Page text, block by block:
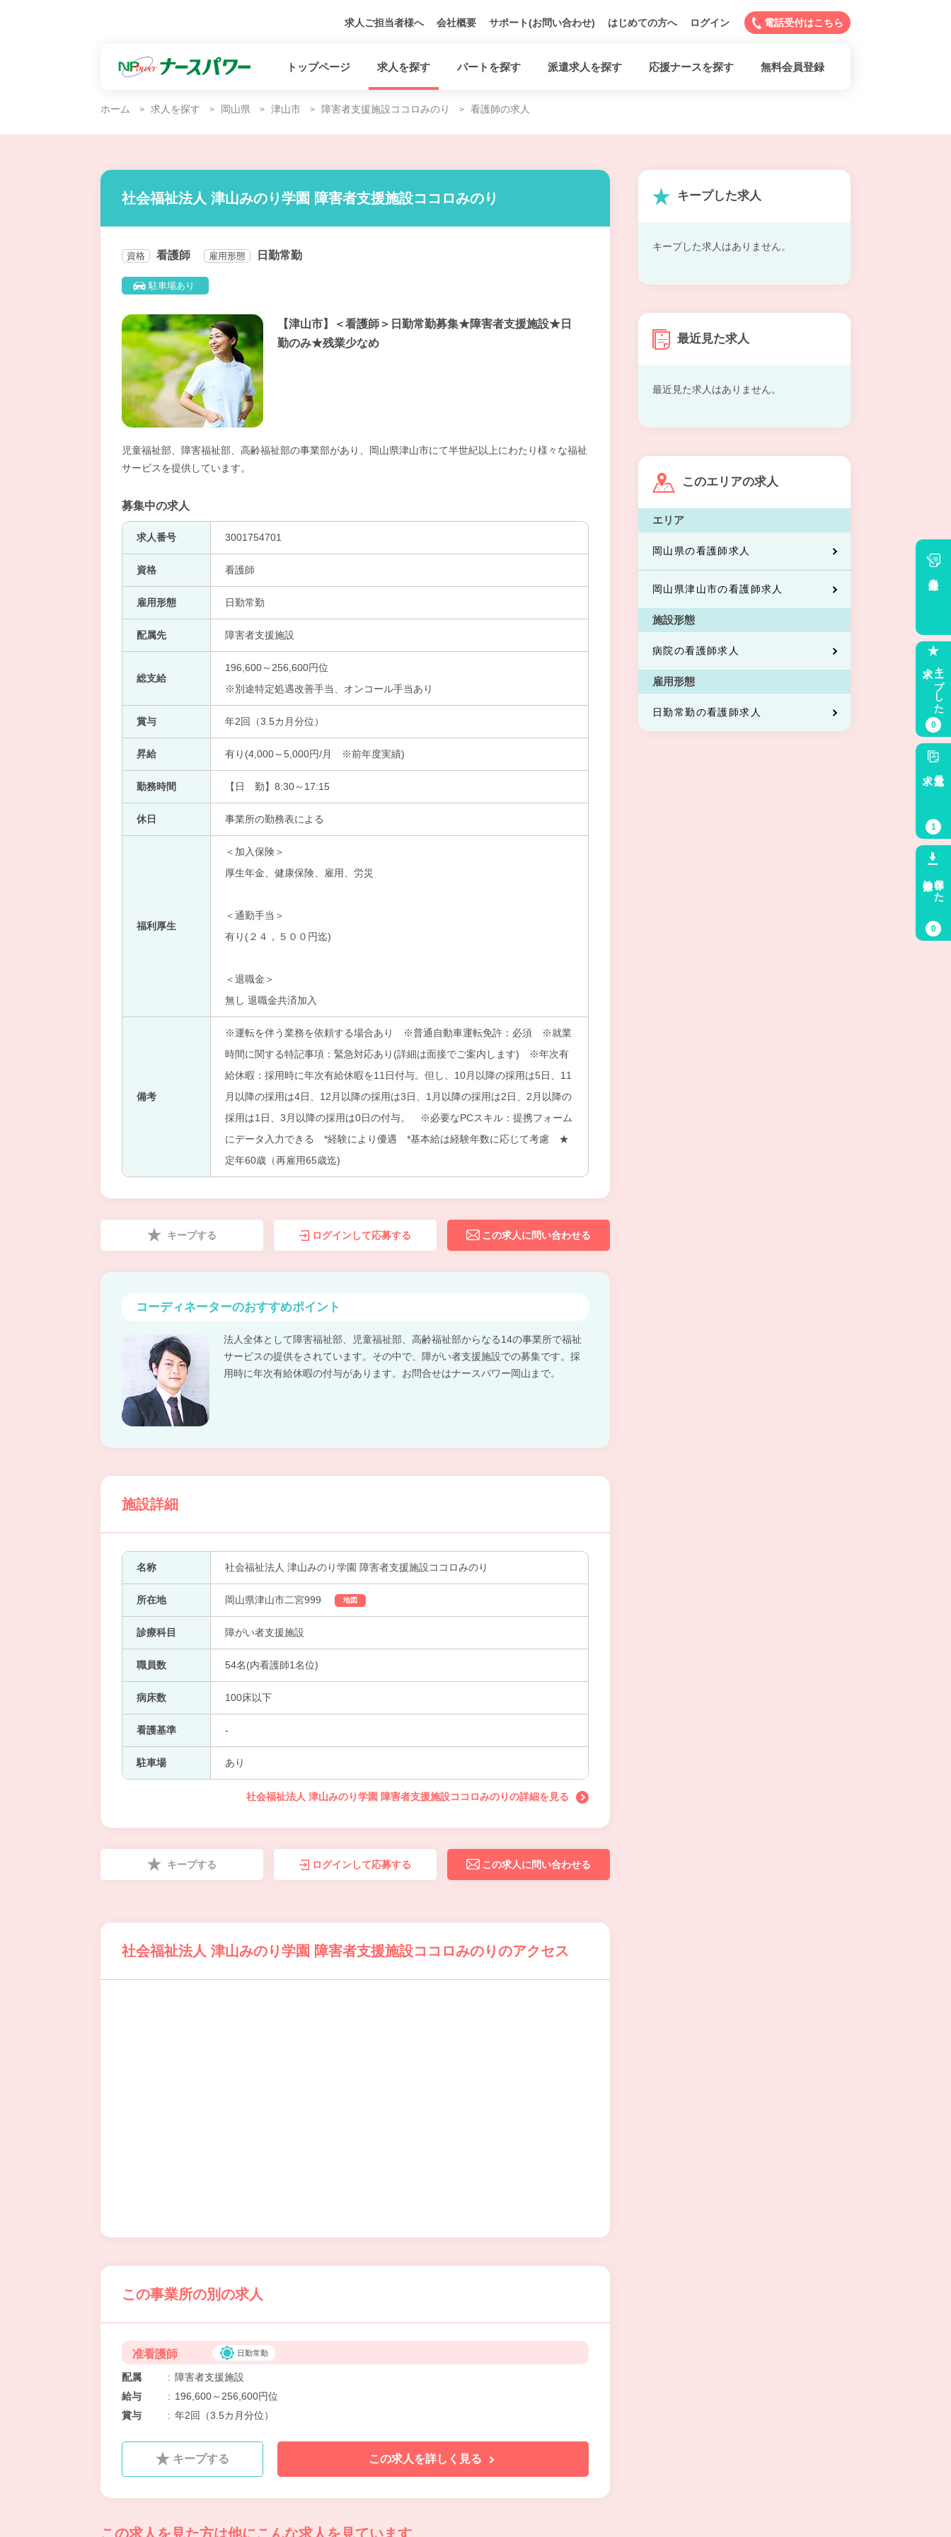
求人ご担当者様へ 会社概要 サポート(お問い合わせ) はじめての方へ ログイン 電話受付はこちら
トップページ 求人を探す パートを探す 派遣求人を探す 応援ナースを探す 無料会員登録
ホーム 求人を探す 岡山県 津山市 障害者支援施設ココロみのり 看護師の求人
社会福祉法人 津山みのり学園 障害者支援施設ココロみのり
資格 看護師 雇用形態 日勤常勤
駐車場あり
【津山市】＜看護師＞日勤常勤募集★障害者支援施設★日
勤のみ★残業少なめ
児童福祉部、障害福祉部、高齢福祉部の事業部があり、岡山県津山市にて半世紀以上にわたり様々な福祉
サービスを提供しています。
募集中の求人
求人番号 3001754701
資格 看護師
雇用形態 日勤常勤
配属先 障害者支援施設
総支給
196,600～256,600円位
※別途特定処遇改善手当、オンコール手当あり
賞与 年2回（3.5カ月分位）
昇給 有り(4,000～5,000円/月 ※前年度実績)
勤務時間 【日 勤】8:30～17:15
休日 事業所の勤務表による
福利厚生
＜加入保険＞
厚生年金、健康保険、雇用、労災
＜通勤手当＞
有り(２４，５００円迄)
＜退職金＞
無し 退職金共済加入
備考
※運転を伴う業務を依頼する場合あり ※普通自動車運転免許：必須 ※就業
時間に関する特記事項：緊急対応あり(詳細は面接でご案内します) ※年次有
給休暇：採用時に年次有給休暇を11日付与。但し、10月以降の採用は5日、11
月以降の採用は4日、12月以降の採用は3日、1月以降の採用は2日、2月以降の
採用は1日、3月以降の採用は0日の付与。 ※必要なPCスキル：提携フォーム
にデータ入力できる *経験により優遇 *基本給は経験年数に応じて考慮 ★
定年60歳（再雇用65歳迄)
キープする ログインして応募する この求人に問い合わせる
コーディネーターのおすすめポイント
法人全体として障害福祉部、児童福祉部、高齢福祉部からなる14の事業所で福祉
サービスの提供をされています。その中で、障がい者支援施設での募集です。採
用時に年次有給休暇の付与があります。お問合せはナースパワー岡山まで。
施設詳細
名称 社会福祉法人 津山みのり学園 障害者支援施設ココロみのり
所在地 岡山県津山市二宮999 地図
診療科目 障がい者支援施設
職員数 54名(内看護師1名位)
病床数 100床以下
看護基準 -
駐車場 あり
社会福祉法人 津山みのり学園 障害者支援施設ココロみのりの詳細を見る
キープする ログインして応募する この求人に問い合わせる
社会福祉法人 津山みのり学園 障害者支援施設ココロみのりのアクセス
この事業所の別の求人
准看護師 日勤常勤
配属 : 障害者支援施設
給与
: 196,600～256,600円位
賞与
: 年2回（3.5カ月分位）
キープする この求人を詳しく見る
この求人を見た方は他にこんな求人を見ています
キープした求人
キープした求人はありません。
最近見た求人
最近見た求人はありません。
このエリアの求人
エリア
岡山県の看護師求人
岡山県津山市の看護師求人
施設形態
病院の看護師求人
雇用形態
日勤常勤の看護師求人
キープした
0
最近見た
1
保存した
0